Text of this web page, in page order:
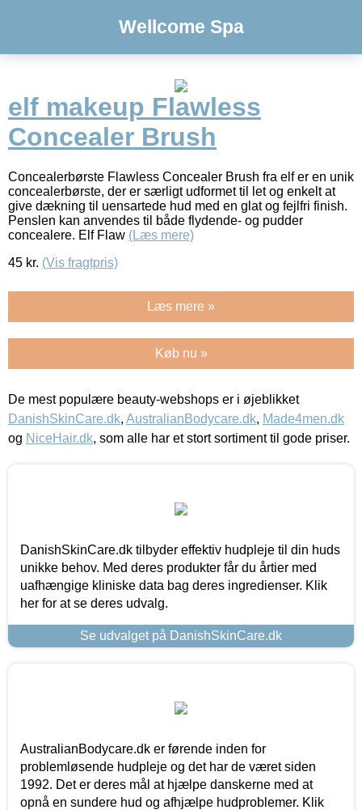
Wellcome Spa
elf makeup Flawless
Concealer Brush
Concealerbørste Flawless Concealer Brush fra elf er en unik
concealerbørste, der er særligt udformet til let og enkelt at
give dækning til uensartede hud med en glat og fejlfri finish.
Penslen kan anvendes til både flydende- og pudder
concealere. Elf Flaw (Læs mere)
45 kr. (Vis fragtpris)
Læs mere »
Køb nu »
De mest populære beauty-webshops er i øjeblikket
DanishSkinCare.dk, AustralianBodycare.dk, Made4men.dk
og NiceHair.dk, som alle har et stort sortiment til gode priser.
DanishSkinCare.dk tilbyder effektiv hudpleje til din huds
unikke behov. Med deres produkter får du årtier med
uafhængige kliniske data bag deres ingredienser. Klik
her for at se deres udvalg.
Se udvalget på DanishSkinCare.dk
AustralianBodycare.dk er førende inden for
problemløsende hudpleje og det har de været siden
1992. Det er deres mål at hjælpe danskerne med at
opnå en sundere hud og afhjælpe hudproblemer. Klik